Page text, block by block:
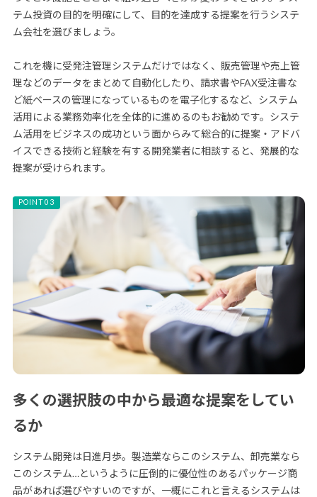
テム投資の目的を明確にして、目的を達成する提案を行うシステ
ム会社を選びましょう。
これを機に受発注管理システムだけではなく、販売管理や売上管
理などのデータをまとめて自動化したり、請求書やFAX受注書な
ど紙ベースの管理になっているものを電子化するなど、システム
活用による業務効率化を全体的に進めるのもお勧めです。システ
ム活用をビジネスの成功という面からみて総合的に提案・アドバ
イスできる技術と経験を有する開発業者に相談すると、発展的な
提案が受けられます。
多くの選択肢の中から最適な提案をしてい
るか
システム開発は日進月歩。製造業ならこのシステム、卸売業なら
このシステム…というように圧倒的に優位性のあるパッケージ商
品があれば選びやすいのですが、一概にこれと言えるシステムは